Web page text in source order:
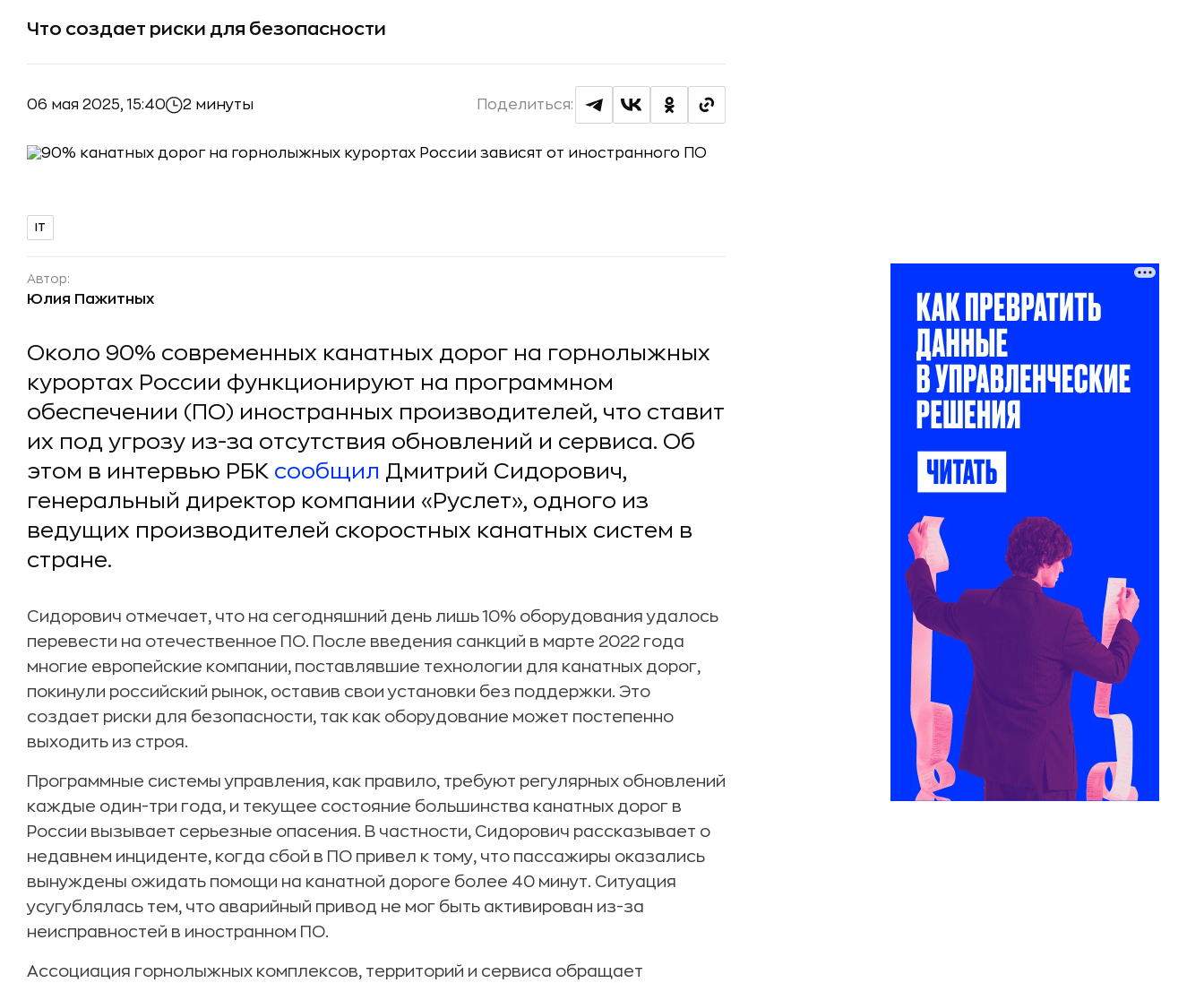
Что создает риски для безопасности
06 мая 2025, 15:40 2 минуты Поделиться:
IT
Автор:
Юлия Пажитных
Около 90% современных канатных дорог на горнолыжных
курортах России функционируют на программном
обеспечении (ПО) иностранных производителей, что ставит
их под угрозу из-за отсутствия обновлений и сервиса. Об
этом в интервью РБК сообщил Дмитрий Сидорович,
генеральный директор компании «Руслет», одного из
ведущих производителей скоростных канатных систем в
стране.
Сидорович отмечает, что на сегодняшний день лишь 10% оборудования удалось
перевести на отечественное ПО. После введения санкций в марте 2022 года
многие европейские компании, поставлявшие технологии для канатных дорог,
покинули российский рынок, оставив свои установки без поддержки. Это
создает риски для безопасности, так как оборудование может постепенно
выходить из строя.
Программные системы управления, как правило, требуют регулярных обновлений
каждые один-три года, и текущее состояние большинства канатных дорог в
России вызывает серьезные опасения. В частности, Сидорович рассказывает о
недавнем инциденте, когда сбой в ПО привел к тому, что пассажиры оказались
вынуждены ожидать помощи на канатной дороге более 40 минут. Ситуация
усугублялась тем, что аварийный привод не мог быть активирован из-за
неисправностей в иностранном ПО.
Ассоциация горнолыжных комплексов, территорий и сервиса обращает